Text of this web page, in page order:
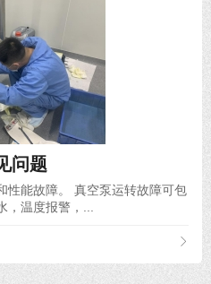
问题
性能故障。 真空泵运转故障可包
，温度报警，...